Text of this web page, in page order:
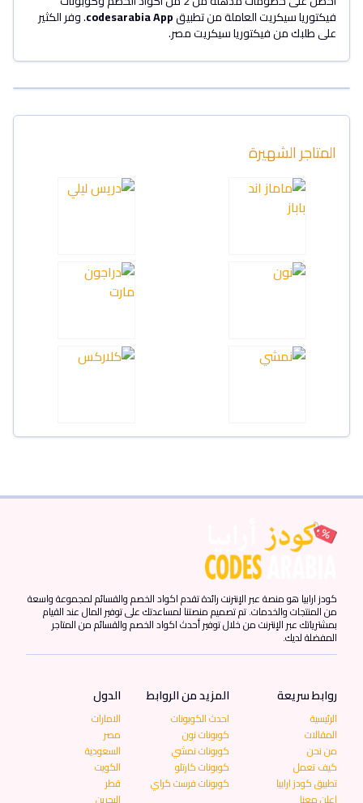
فيكتوريا سيكريت العاملة من تطبيقcodesarabia App. وفر الكثير
على طلبك من فيكتوريا سيكريت مصر.
المتاجر الشهيرة
كودز ارابيا هو منصة عبر الإنترنت رائدة تقدم اكواد الخصم والقسائم لمجموعة واسعة
من المنتجات والخدمات. تم تصميم منصتنا لمساعدتك على توفير المال عند القيام
بمشترياتك عبر الإنترنت من خلال توفير أحدث اكواد الخصم والقسائم من المتاجر
المفضلة لديك.
روابط سريعة
الرئيسية
المقالات
من نحن
كيف تعمل
تطبيق كودز ارابيا
اعلن معنا
المزيد من الروابط
احدث الكوبونات
كوبونات نون
كوبونات نمشي
كوبونات كارتلو
كوبونات فرست كراي
الدول
الامارات
مصر
السعودية
الكويت
قطر
البحرين